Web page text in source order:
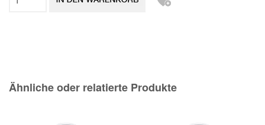
Ähnliche oder relatierte Produkte